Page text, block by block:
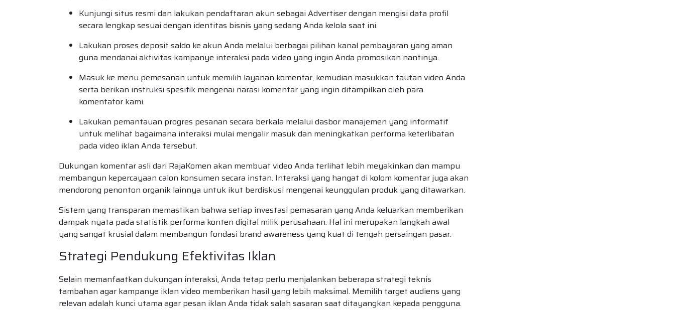
Kunjungi situs resmi dan lakukan pendaftaran akun sebagai Advertiser dengan mengisi data profil
secara lengkap sesuai dengan identitas bisnis yang sedang Anda kelola saat ini.
Lakukan proses deposit saldo ke akun Anda melalui berbagai pilihan kanal pembayaran yang aman
guna mendanai aktivitas kampanye interaksi pada video yang ingin Anda promosikan nantinya.
Masuk ke menu pemesanan untuk memilih layanan komentar, kemudian masukkan tautan video Anda
serta berikan instruksi spesifik mengenai narasi komentar yang ingin ditampilkan oleh para
komentator kami.
Lakukan pemantauan progres pesanan secara berkala melalui dasbor manajemen yang informatif
untuk melihat bagaimana interaksi mulai mengalir masuk dan meningkatkan performa keterlibatan
pada video iklan Anda tersebut.
Dukungan komentar asli dari RajaKomen akan membuat video Anda terlihat lebih meyakinkan dan mampu
membangun kepercayaan calon konsumen secara instan. Interaksi yang hangat di kolom komentar juga akan
mendorong penonton organik lainnya untuk ikut berdiskusi mengenai keunggulan produk yang ditawarkan.
Sistem yang transparan memastikan bahwa setiap investasi pemasaran yang Anda keluarkan memberikan
dampak nyata pada statistik performa konten digital milik perusahaan. Hal ini merupakan langkah awal
yang sangat krusial dalam membangun fondasi brand awareness yang kuat di tengah persaingan pasar.
Strategi Pendukung Efektivitas Iklan
Selain memanfaatkan dukungan interaksi, Anda tetap perlu menjalankan beberapa strategi teknis
tambahan agar kampanye iklan video memberikan hasil yang lebih maksimal. Memilih target audiens yang
relevan adalah kunci utama agar pesan iklan Anda tidak salah sasaran saat ditayangkan kepada pengguna.